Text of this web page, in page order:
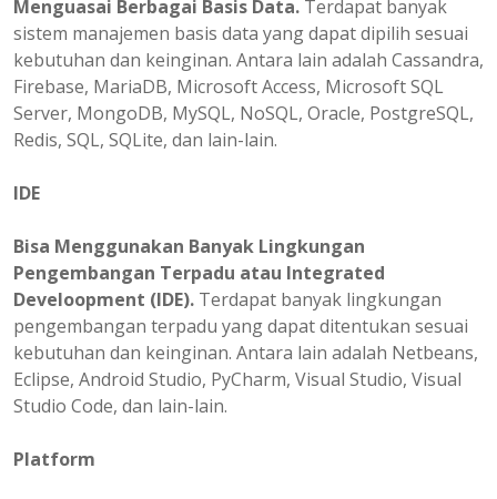
Menguasai Berbagai Basis Data. Terdapat banyak
sistem manajemen basis data yang dapat dipilih sesuai
kebutuhan dan keinginan. Antara lain adalah Cassandra,
Firebase, MariaDB, Microsoft Access, Microsoft SQL
Server, MongoDB, MySQL, NoSQL, Oracle, PostgreSQL,
Redis, SQL, SQLite, dan lain-lain.
IDE
Bisa Menggunakan Banyak Lingkungan
Pengembangan Terpadu atau Integrated
Develoopment (IDE). Terdapat banyak lingkungan
pengembangan terpadu yang dapat ditentukan sesuai
kebutuhan dan keinginan. Antara lain adalah Netbeans,
Eclipse, Android Studio, PyCharm, Visual Studio, Visual
Studio Code, dan lain-lain.
Platform